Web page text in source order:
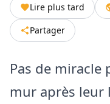
Lire plus tard
Partager
Pas de miracle
mur après leur